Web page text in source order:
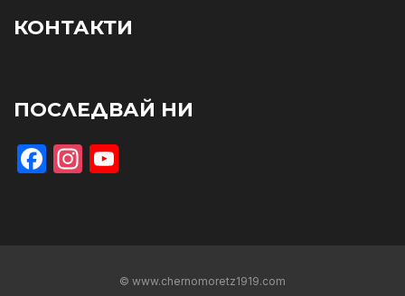
КОНТАКТИ
ПОСЛЕДВАЙ НИ
Facebook
Instagram
© www.chernomoretz1919.com